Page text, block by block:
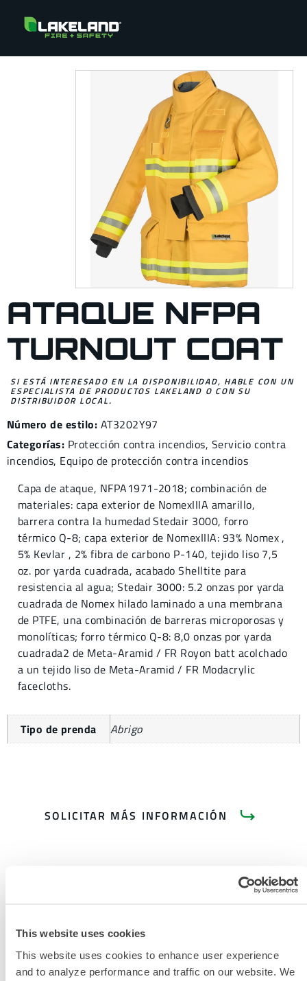
This website uses cookies
This website uses cookies to enhance user experience
and to analyze performance and traffic on our website. We
ATAQUE NFPA
TURNOUT COAT
SI ESTÁ INTERESADO EN LA DISPONIBILIDAD, HABLE CON UN
ESPECIALISTA DE PRODUCTOS LAKELAND O CON SU
DISTRIBUIDOR LOCAL.
Número de estilo: AT3202Y97
Categorías: Protección contra incendios, Servicio contra
incendios, Equipo de protección contra incendios
Capa de ataque, NFPA1971-2018; combinación de
materiales: capa exterior de NomexIIIA amarillo,
barrera contra la humedad Stedair 3000, forro
térmico Q-8; capa exterior de NomexIIIA: 93% Nomex ,
5% Kevlar , 2% fibra de carbono P-140, tejido liso 7,5
oz. por yarda cuadrada, acabado Shelltite para
resistencia al agua; Stedair 3000: 5.2 onzas por yarda
cuadrada de Nomex hilado laminado a una membrana
de PTFE, una combinación de barreras microporosas y
monolíticas; forro térmico Q-8: 8,0 onzas por yarda
cuadrada2 de Meta-Aramid / FR Royon batt acolchado
a un tejido liso de Meta-Aramid / FR Modacrylic
facecloths.
Tipo de prenda Abrigo
SOLICITAR MÁS INFORMACIÓN
DOCUMENTACIÓN DEL
PRODUCTO